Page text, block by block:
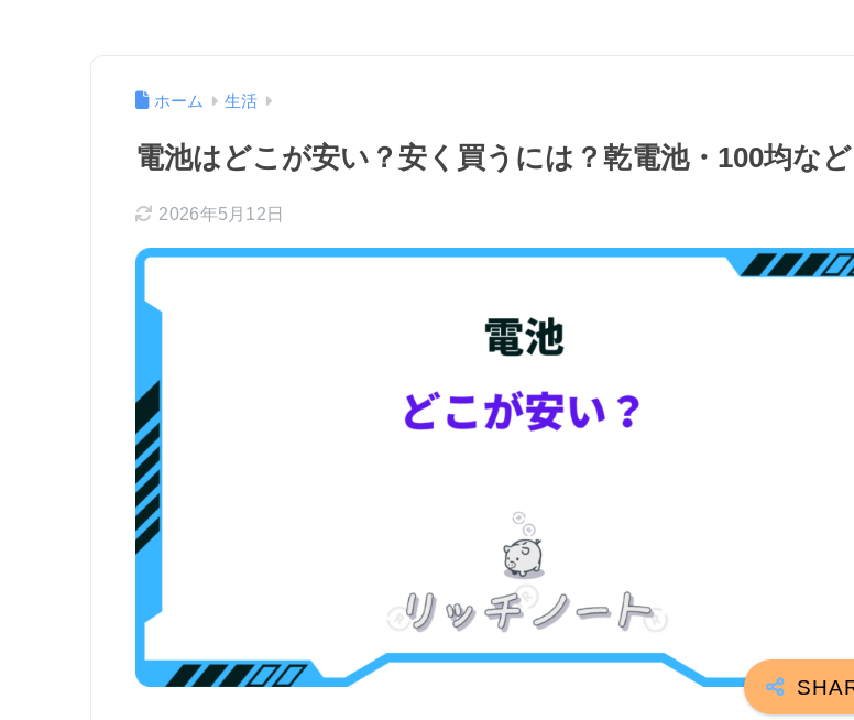
ホーム 生活
電池はどこが安い？安く買うには？乾電池・100均など
2026年5月12日